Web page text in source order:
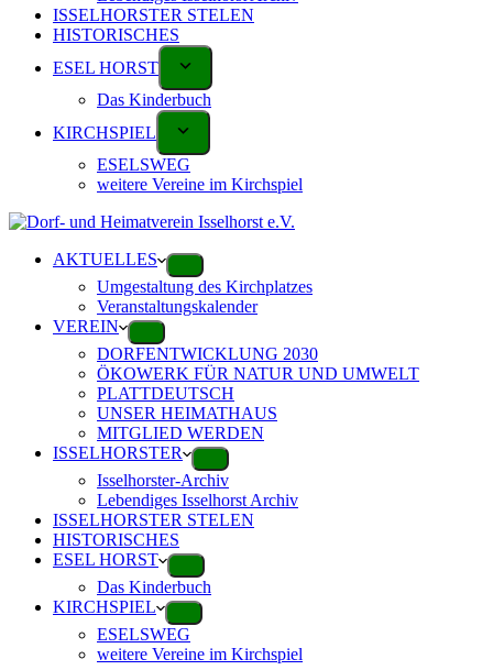
ISSELHORSTER STELEN
HISTORISCHES
ESEL HORST
Das Kinderbuch
KIRCHSPIEL
ESELSWEG
weitere Vereine im Kirchspiel
AKTUELLES
Umgestaltung des Kirchplatzes
Veranstaltungskalender
VEREIN
DORFENTWICKLUNG 2030
ÖKOWERK FÜR NATUR UND UMWELT
PLATTDEUTSCH
UNSER HEIMATHAUS
MITGLIED WERDEN
ISSELHORSTER
Isselhorster-Archiv
Lebendiges Isselhorst Archiv
ISSELHORSTER STELEN
HISTORISCHES
ESEL HORST
Das Kinderbuch
KIRCHSPIEL
ESELSWEG
weitere Vereine im Kirchspiel